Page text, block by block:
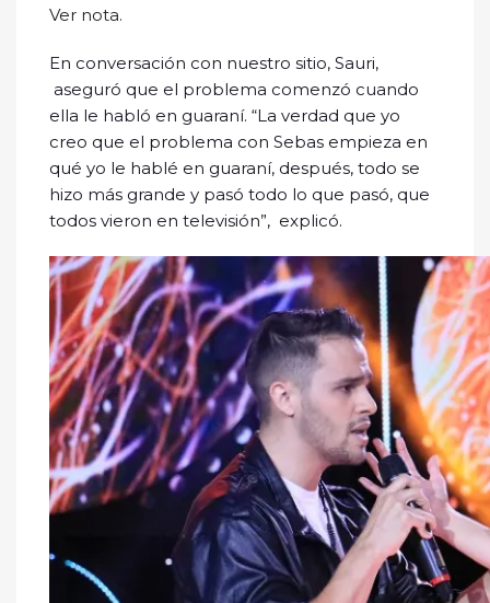
Ver nota.
En conversación con nuestro sitio, Sauri,
aseguró que el problema comenzó cuando
ella le habló en guaraní. “La verdad que yo
creo que el problema con Sebas empieza en
qué yo le hablé en guaraní, después, todo se
hizo más grande y pasó todo lo que pasó, que
todos vieron en televisión”, explicó.